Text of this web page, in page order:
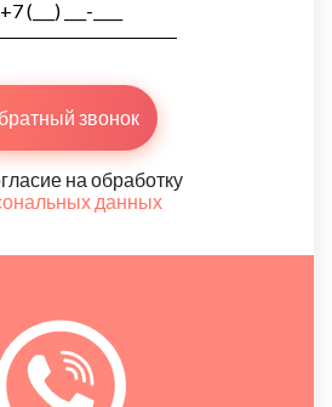
звонок
на обработку
данных